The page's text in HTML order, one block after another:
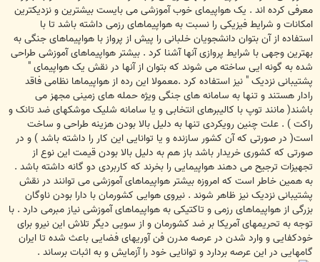
معرفی کرده اند . یک هواپیمای خوب آموزشی می بایست بیشترین و نزدیکترین
امکانات و شرایط فیزیکی را نسبت به هواپیماهای رزمی داشته باشد تا با
استفاده از آن بتوان دانشجویان خلبانی را پیش از پرواز با هواپیماهای جنگی به
بهترین وجهی با شرایط پروازی آنها آشنا کرد . بیشتر هواپیماهای آموزشی طراحی
شده به گونه ایی ساخته می شوند که بتوان از آنها در نقش یک هواپیمای "
پشتیبانی نزدیک " نیز استفاده کرد .معمولا این رده از هواپیماها نظامی فاقد
رادار هستند و تنها به سامانه های جنگی ویژه حمله های زمینی مجهز می
باشند( مانند توپ با کالیبرهای انتخابی و یا سامانه شلیک موشکهای ضد تانک و
راکت ) . علت چنین رویکردی تنها به دلیل بالا بودن هزینه طراحی و ساخت
است( در صورتی که آن کشور سازنده و یا توانایی این کار را داشته باشد ) و در
صورتی که کشوری خریدار باشد باز هم به دلیل بالا بودن قیمت این نوع از
تجهیزات ترجیح می دهند هواپیمایی را بخرند که کاربردی دو گانه داشته باشد .
به همین خاطر است که امروزه بیشتر هواپیماهای آموزشی می توانند در نقش
پشتیبانی نزدیک نیز ظاهر شوند . نیروی هوایی کشورمان با دارا بودن ناوگان
بزرگی از هواپیماهای رزمی و تاکتیکی به هواپیماهای آموزشی نیاز مبرمی دارد . با
توجه به تحریمهای آمریکا بر ضد کشورمان و از سویی دیگر تلاش این نیرو برای
خودکفایی و وارد شدن در عرصه مدرن فن آوریهای فضایی باعث شده تا ایران
گامهایی در این عرصه بردارد و توانایی خود را آزمایش و به اثبات برساند .